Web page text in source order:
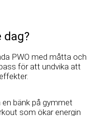
dag?
PWO med måtta och
för att undvika att